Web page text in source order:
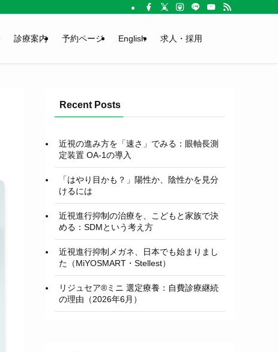
診療案内 予約ページ English 求人・採用
Recent Posts
近視の進み方を「速さ」でみる：眼軸長測
定装置 OA-1の導入
「はやり目かも？」陽性か、陰性かを見分
けるには
近視進行抑制の治療を、こどもと家族で決
める：SDMという考え方
近視進行抑制メガネ、日本でも始まりまし
た（MiYOSMART・Stellest）
リジュセア®ミニ 選定療養：自費診療継続
の理由（2026年6月）